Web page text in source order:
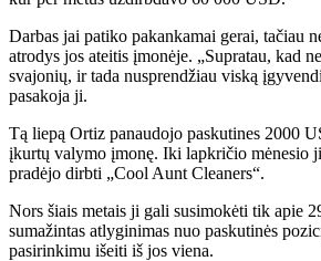
Darbas jai patiko pakankamai gerai, tačiau
atrodys jos ateitis įmonėje. „Supratau, kad
svajonių, ir tada nusprendžiau viską
pasakoja ji.
Tą liepą Ortiz panaudojo paskutines 2000
įkurtų valymo įmonę. Iki lapkričio mėnesio
pradėjo dirbti „Cool Aunt Cleaners“.
Nors šiais metais ji gali susimokėti tik apie
sumažintas atlyginimas nuo paskutinės
pasirinkimu išeiti iš jos viena.